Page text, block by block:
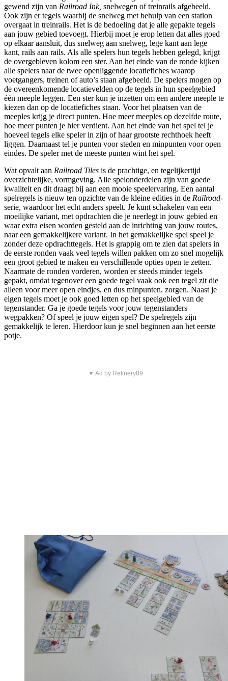
gewend zijn van Railroad Ink, snelwegen of treinrails afgebeeld.
Ook zijn er tegels waarbij de snelweg met behulp van een station
overgaat in treinrails. Het is de bedoeling dat je alle gepakte tegels
aan jouw gebied toevoegt. Hierbij moet je erop letten dat alles goed
op elkaar aansluit, dus snelweg aan snelweg, lege kant aan lege
kant, rails aan rails. Als alle spelers hun tegels hebben gelegd, krijgt
de overgebleven kolom een ster. Aan het einde van de ronde kijken
alle spelers naar de twee openliggende locatiefiches waarop
voetgangers, treinen of auto’s staan afgebeeld. De spelers mogen op
de overeenkomende locatievelden op de tegels in hun speelgebied
één meeple leggen. Een ster kun je inzetten om een andere meeple te
kiezen dan op de locatiefiches staan. Voor het plaatsen van de
meeples krijg je direct punten. Hoe meer meeples op dezelfde route,
hoe meer punten je hier verdient. Aan het einde van het spel tel je
hoeveel tegels elke speler in zijn of haar grootste rechthoek heeft
liggen. Daarnaast tel je punten voor steden en minpunten voor open
eindes. De speler met de meeste punten wint het spel.
Wat opvalt aan Railroad Tiles is de prachtige, en tegelijkertijd
overzichtelijke, vormgeving. Alle spelonderdelen zijn van goede
kwaliteit en dit draagt bij aan een mooie speelervaring. Een aantal
spelregels is nieuw ten opzichte van de kleine edities in de Railroad-
serie, waardoor het echt anders speelt. Je kunt schakelen van een
moeilijke variant, met opdrachten die je neerlegt in jouw gebied en
waar extra eisen worden gesteld aan de inrichting van jouw routes,
naar een gemakkelijkere variant. In het gemakkelijke spel speel je
zonder deze opdrachttegels. Het is grappig om te zien dat spelers in
de eerste ronden vaak veel tegels willen pakken om zo snel mogelijk
een groot gebied te maken en verschillende opties open te zetten.
Naarmate de ronden vorderen, worden er steeds minder tegels
gepakt, omdat tegenover een goede tegel vaak ook een tegel zit die
alleen voor meer open eindjes, en dus minpunten, zorgen. Naast je
eigen tegels moet je ook goed letten op het speelgebied van de
tegenstander. Ga je goede tegels voor jouw tegenstanders
wegpakken? Of speel je jouw eigen spel? De spelregels zijn
gemakkelijk te leren. Hierdoor kun je snel beginnen aan het eerste
potje.
▼ Ad by Refinery89